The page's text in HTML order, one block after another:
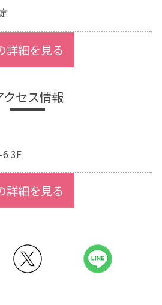
詳細を見る
クセス情報
3F
詳細を見る